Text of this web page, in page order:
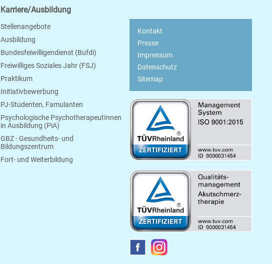
Karriere/Ausbildung
Stellenangebote
Ausbildung
Bundesfeiwilligendienst (Bufdi)
Freiwilliges Soziales Jahr (FSJ)
Praktikum
Initiativbewerbung
PJ-Studenten, Famulanten
Psychologische PsychotherapeutInnen
in Ausbildung (PiA)
GBZ - Gesundheits- und
Bildungszentrum
Fort- und Weiterbildung
Kontakt
Presse
Impressum
Datenschutz
Sitemap